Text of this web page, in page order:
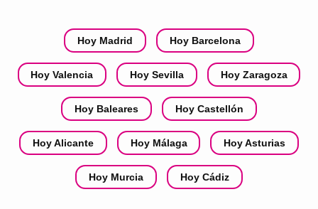
Hoy Madrid Hoy Barcelona
Hoy Valencia Hoy Sevilla Hoy Zaragoza
Hoy Baleares Hoy Castellón
Hoy Alicante Hoy Málaga Hoy Asturias
Hoy Murcia Hoy Cádiz